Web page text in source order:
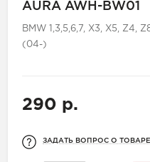
AURA AWH-BW01
BMW 1,3,5,6,7, X3, X5, Z4,
(04-)
290 р.
ЗАДАТЬ ВОПРОС О ТОВАРЕ